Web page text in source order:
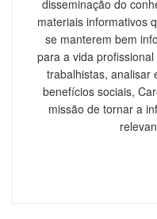
disseminação do
materiais informativos
se manterem bem
para a vida
trabalhistas, analisar
benefícios sociais,
missão de tornar a